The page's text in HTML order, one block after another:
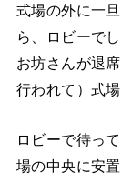
式場の外に一
ら、ロビーで
お坊さんが退
行われて）式
ロビーで待っ
場の中央に安